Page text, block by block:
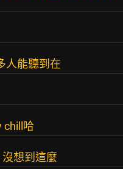
人能聽到在
chill哈
想到這麼